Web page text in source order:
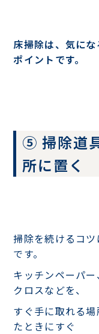
床掃除は、気に
ポイントです。
⑤ 掃除道
所に置く
掃除を続けるコ
です。
キッチンペーパ
クロスなどを、
すぐ手に取れる
たときにすぐ